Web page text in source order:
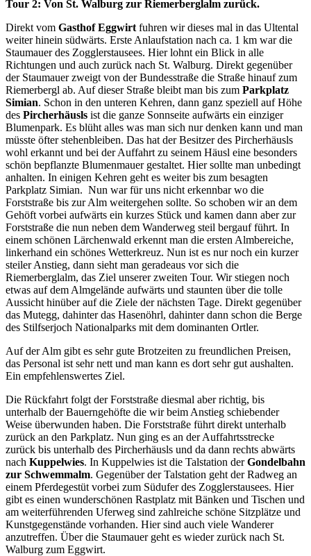
Tour 2: Von St. Walburg zur Riemerberglalm zurück.
Direkt vom Gasthof Eggwirt fuhren wir dieses mal in das Ultental
weiter hinein südwärts. Erste Anlaufstation nach ca. 1 km war die
Staumauer des Zogglerstausees. Hier lohnt ein Blick in alle
Richtungen und auch zurück nach St. Walburg. Direkt gegenüber
der Staumauer zweigt von der Bundesstraße die Straße hinauf zum
Riemerbergl ab. Auf dieser Straße bleibt man bis zum Parkplatz
Simian. Schon in den unteren Kehren, dann ganz speziell auf Höhe
des Pircherhäusls ist die ganze Sonnseite aufwärts ein einziger
Blumenpark. Es blüht alles was man sich nur denken kann und man
müsste öfter stehenbleiben. Das hat der Besitzer des Pircherhäusls
wohl erkannt und bei der Auffahrt zu seinem Häusl eine besonders
schön bepflanzte Blumenmauer gestaltet. Hier sollte man unbedingt
anhalten. In einigen Kehren geht es weiter bis zum besagten
Parkplatz Simian. Nun war für uns nicht erkennbar wo die
Forststraße bis zur Alm weitergehen sollte. So schoben wir an dem
Gehöft vorbei aufwärts ein kurzes Stück und kamen dann aber zur
Forststraße die nun neben dem Wanderweg steil bergauf führt. In
einem schönen Lärchenwald erkennt man die ersten Almbereiche,
linkerhand ein schönes Wetterkreuz. Nun ist es nur noch ein kurzer
steiler Anstieg, dann sieht man geradeaus vor sich die
Riemerberglalm, das Ziel unserer zweiten Tour. Wir stiegen noch
etwas auf dem Almgelände aufwärts und staunten über die tolle
Aussicht hinüber auf die Ziele der nächsten Tage. Direkt gegenüber
das Mutegg, dahinter das Hasenöhrl, dahinter dann schon die Berge
des Stilfserjoch Nationalparks mit dem dominanten Ortler.
Auf der Alm gibt es sehr gute Brotzeiten zu freundlichen Preisen,
das Personal ist sehr nett und man kann es dort sehr gut aushalten.
Ein empfehlenswertes Ziel.
Die Rückfahrt folgt der Forststraße diesmal aber richtig, bis
unterhalb der Bauerngehöfte die wir beim Anstieg schiebender
Weise überwunden haben. Die Forststraße führt direkt unterhalb
zurück an den Parkplatz. Nun ging es an der Auffahrtsstrecke
zurück bis unterhalb des Pircherhäusls und da dann rechts abwärts
nach Kuppelwies. In Kuppelwies ist die Talstation derGondelbahn
zur Schwemmalm. Gegenüber der Talstation geht der Radweg an
einem Pferdegestüt vorbei zum Südufer des Zogglerstausees. Hier
gibt es einen wunderschönen Rastplatz mit Bänken und Tischen und
am weiterführenden Uferweg sind zahlreiche schöne Sitzplätze und
Kunstgegenstände vorhanden. Hier sind auch viele Wanderer
anzutreffen. Über die Staumauer geht es wieder zurück nach St.
Walburg zum Eggwirt.